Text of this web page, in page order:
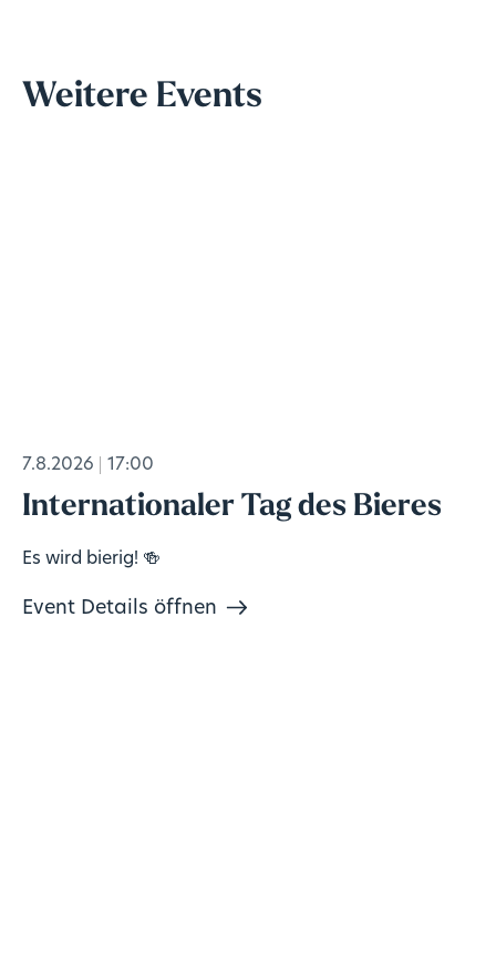
Weitere Events
7.8.2026 17:00
Internationaler Tag des Bieres
Es wird bierig! 🍻
Event Details öffnen